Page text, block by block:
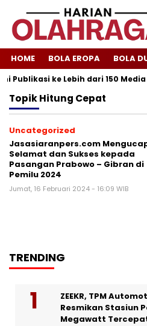
HOME BOLA EROPA BOLA
Publikasi ke Lebih dari 150 Media
TopikHitung Cepat
Uncategorized
Jasasiaranpers.com
Selamat dan Sukses kepada
Pasangan Prabowo – Gibran di
Pemilu 2024
Jumat, 16 Februari 2024 - 16:09 WIB
TRENDING
ZEEKR, TPM
Resmikan Stasiun
Megawatt